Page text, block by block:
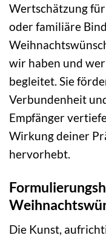
Wertschätzung
oder familiäre
wir haben und
begleitet. Sie
Verbundenheit
Empfänger
Wirkung deiner
hervorhebt.
Die Kunst,